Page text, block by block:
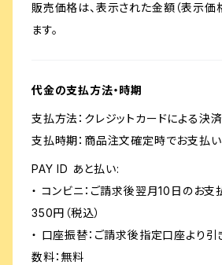
販売価格は、表示された金額（表示価
ます。
代金の支払方法・時期
支払方法：クレジットカードによる決
支払時期：商品注文確定時でお支払い
PAY ID あと払い:
・ コンビニ：ご請求後翌月10日のお支
350円（税込）
・ 口座振替：ご請求後指定口座より引
数料：無料